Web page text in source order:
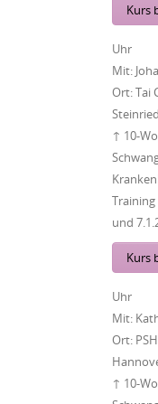
Kurs
Uhr
Mit:
Ort:Tai
↑ 10-
Training
und
Kurs
Uhr
Mit:
Ort:
↑ 10-